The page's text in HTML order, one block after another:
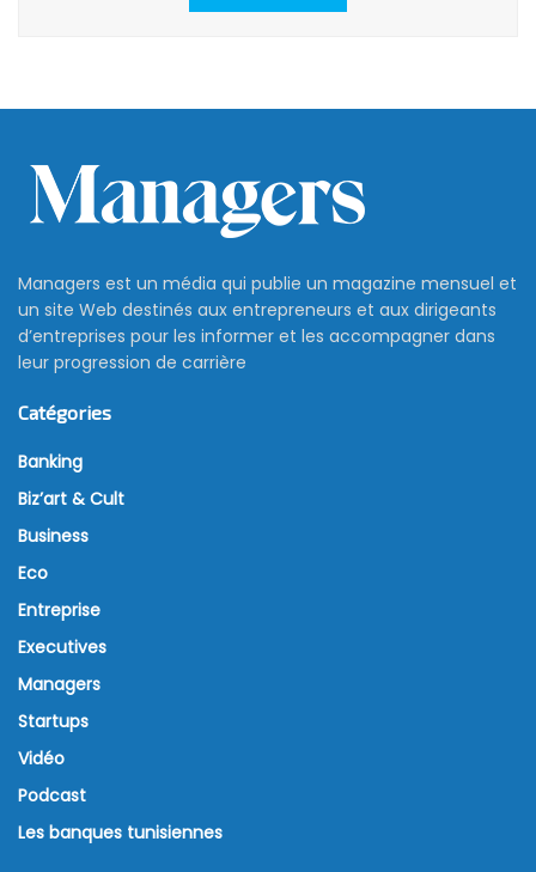
Managers est un média qui publie un magazine mensuel et
un site Web destinés aux entrepreneurs et aux dirigeants
d’entreprises pour les informer et les accompagner dans
leur progression de carrière
Catégories
Banking
Biz’art & Cult
Business
Eco
Entreprise
Executives
Managers
Startups
Vidéo
Podcast
Les banques tunisiennes